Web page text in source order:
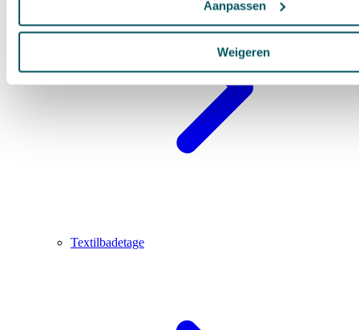
Aanpassen
Weigeren
Textilbadetage